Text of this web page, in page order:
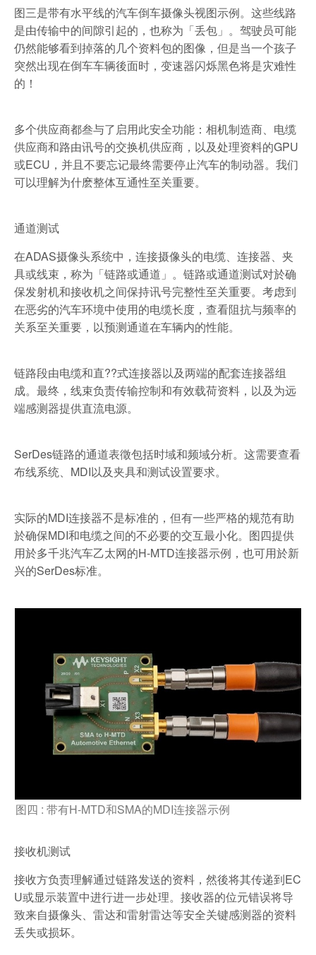
图三是带有水平线的汽车倒车摄像头视图示例。这些线路
是由传输中的间隙引起的，也称为「丢包」。驾驶员可能
仍然能够看到掉落的几个资料包的图像，但是当一个孩子
突然出现在倒车车辆後面时，变速器闪烁黑色将是灾难性
的！
多个供应商都叁与了启用此安全功能：相机制造商、电缆
供应商和路由讯号的交换机供应商，以及处理资料的GPU
或ECU，并且不要忘记最终需要停止汽车的制动器。我们
可以理解为什麽整体互通性至关重要。
通道测试
在ADAS摄像头系统中，连接摄像头的电缆、连接器、夹
具或线束，称为「链路或通道」。链路或通道测试对於确
保发射机和接收机之间保持讯号完整性至关重要。考虑到
在恶劣的汽车环境中使用的电缆长度，查看阻抗与频率的
关系至关重要，以预测通道在车辆内的性能。
链路段由电缆和直??式连接器以及两端的配套连接器组
成。最终，线束负责传输控制和有效载荷资料，以及为远
端感测器提供直流电源。
SerDes链路的通道表徵包括时域和频域分析。这需要查看
布线系统、MDI以及夹具和测试设置要求。
实际的MDI连接器不是标准的，但有一些严格的规范有助
於确保MDI和电缆之间的不必要的交互最小化。图四提供
用於多千兆汽车乙太网的H-MTD连接器示例，也可用於新
兴的SerDes标准。
图四 : 带有H-MTD和SMA的MDI连接器示例
接收机测试
接收方负责理解通过链路发送的资料，然後将其传递到EC
U或显示装置中进行进一步处理。接收器的位元错误将导
致来自摄像头、雷达和雷射雷达等安全关键感测器的资料
丢失或损坏。